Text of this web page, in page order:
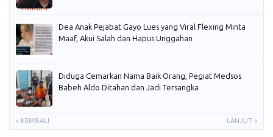
Dea Anak Pejabat Gayo Lues yang Viral Flexing Minta
Maaf, Akui Salah dan Hapus Unggahan
Diduga Cemarkan Nama Baik Orang, Pegiat Medsos
Babeh Aldo Ditahan dan Jadi Tersangka
« KEMBALI LANJUT »